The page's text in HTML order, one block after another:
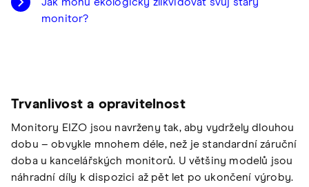
monitor?
Trvanlivost a opravitelnost
Monitory EIZO jsou navrženy tak, aby vydržely dlouhou
dobu – obvykle mnohem déle, než je standardní záruční
doba u kancelářských monitorů. U většiny modelů jsou
náhradní díly k dispozici až pět let po ukončení výroby.